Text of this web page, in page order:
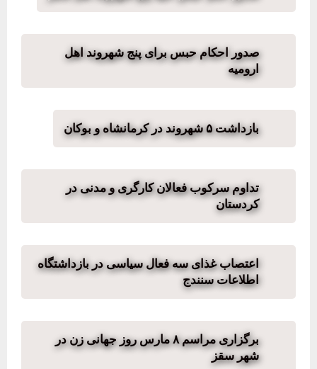
صدور احکام حبس برای پنج شهروند اهل
ارومیه
بازداشت ۵ شهروند در کرمانشاه و بوکان
تداوم سرکوب فعالان کارگری و مدنی در
کردستان
اعتصاب غذای سه فعال سیاسی در بازداشتگاه
اطلاعات سنندج
برگزاری مراسم ٨ مارس روز جهانی زن در
شهر سقز